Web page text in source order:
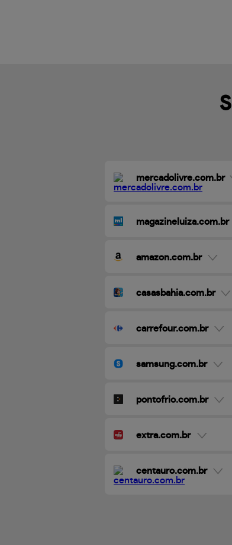
mercadolivre.com.br
magazineluiza.com.br
amazon.com.br
casasbahia.com.br
carrefour.com.br
samsung.com.br
pontofrio.com.br
extra.com.br
centauro.com.br